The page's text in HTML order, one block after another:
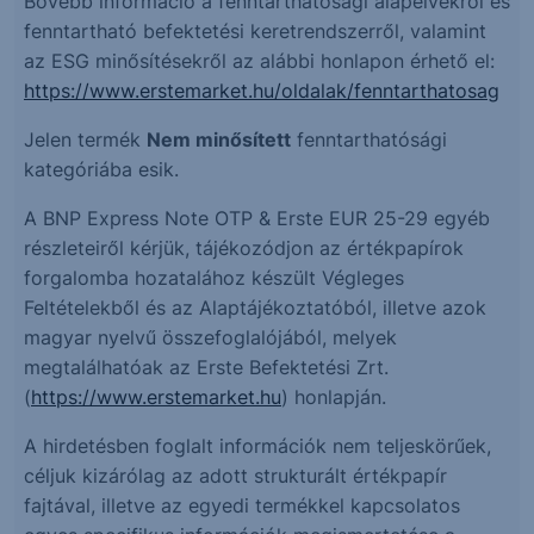
fenntartható befektetési keretrendszerről, valamint
az ESG minősítésekről az alábbi honlapon érhető el:
https://www.erstemarket.hu/oldalak/fenntarthatosag
Jelen termék Nem minősített fenntarthatósági
kategóriába esik.
A BNP Express Note OTP & Erste EUR 25-29 egyéb
részleteiről kérjük, tájékozódjon az értékpapírok
forgalomba hozatalához készült Végleges
Feltételekből és az Alaptájékoztatóból, illetve azok
magyar nyelvű összefoglalójából, melyek
megtalálhatóak az Erste Befektetési Zrt.
(https://www.erstemarket.hu) honlapján.
A hirdetésben foglalt információk nem teljeskörűek,
céljuk kizárólag az adott strukturált értékpapír
fajtával, illetve az egyedi termékkel kapcsolatos